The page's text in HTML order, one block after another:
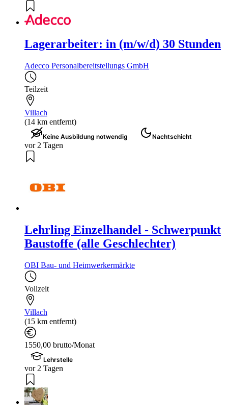
Lagerarbeiter: in (m/w/d) 30 Stunden
Adecco Personalbereitstellungs GmbH
Teilzeit
Villach
(14 km entfernt)
Keine Ausbildung notwendig Nachtschicht
vor 2 Tagen
Lehrling Einzelhandel - Schwerpunkt
Baustoffe (alle Geschlechter)
OBI Bau- und Heimwerkermärkte
Vollzeit
Villach
(15 km entfernt)
1550,00 brutto/Monat
Lehrstelle
vor 2 Tagen